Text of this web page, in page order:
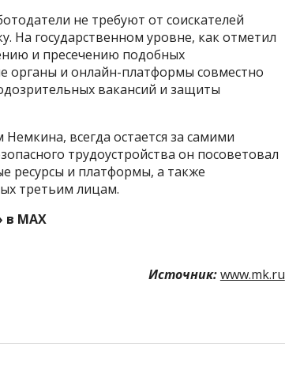
не требуют от соискателей
На государственном уровне, как отметил
и пресечению подобных
органы и онлайн-платформы совместно
вакансий и защиты
всегда остается за самими
трудоустройства он посоветовал
ресурсы и платформы, а также
третьим лицам.
MAX
Источник:www.mk.ru